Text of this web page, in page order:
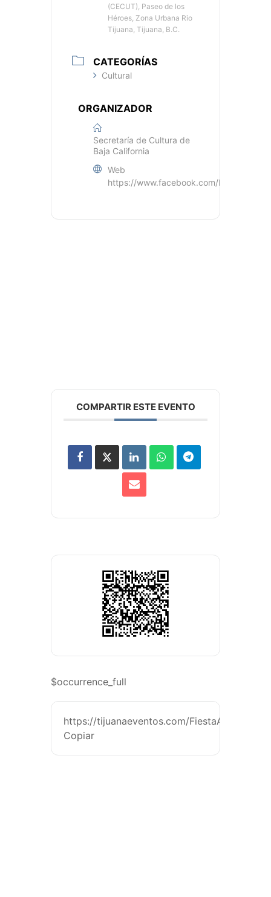
(CECUT), Paseo de los
Héroes, Zona Urbana Rio
Tijuana, Tijuana, B.C.
CATEGORÍAS
Cultural
ORGANIZADOR
Secretaría de Cultura de
Baja California
Web
https://www.facebook.com/
COMPARTIR ESTE EVENTO
$occurrence_full
https://tijuanaeventos.com/FiestaÁnimasTj25
Copiar